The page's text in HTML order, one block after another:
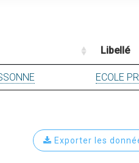
Libellé
ECOLE
Exporter les